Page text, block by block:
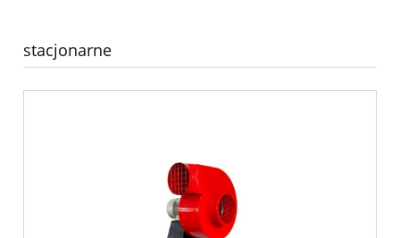
stacjonarne